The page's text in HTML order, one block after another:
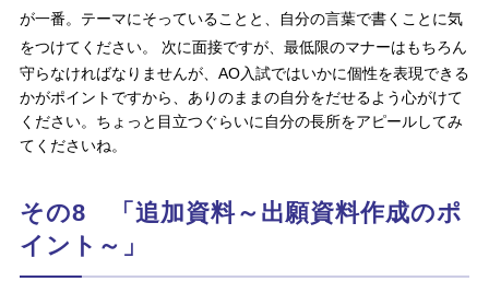
が一番。テーマにそっていることと、自分の言葉で書くことに気
をつけてください。
次に面接ですが、最低限のマナーはもちろん
守らなければなりませんが、AO入試ではいかに個性を表現できる
かがポイントですから、ありのままの自分をだせるよう心がけて
ください。ちょっと目立つぐらいに自分の長所をアピールしてみ
てくださいね。
その8 「追加資料～出願資料作成のポ
イント～」